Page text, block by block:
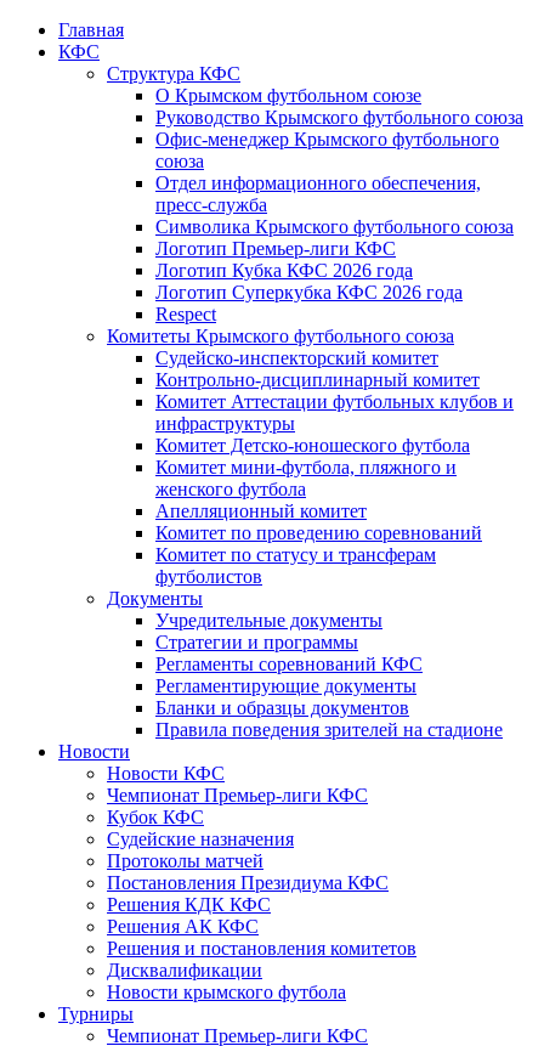
Главная
КФС
Структура КФС
О Крымском футбольном союзе
Руководство Крымского футбольного союза
Офис-менеджер Крымского футбольного
союза
Отдел информационного обеспечения,
пресс-служба
Символика Крымского футбольного союза
Логотип Премьер-лиги КФС
Логотип Кубка КФС 2026 года
Логотип Суперкубка КФС 2026 года
Respect
Комитеты Крымского футбольного союза
Судейско-инспекторский комитет
Контрольно-дисциплинарный комитет
Комитет Аттестации футбольных клубов и
инфраструктуры
Комитет Детско-юношеского футбола
Комитет мини-футбола, пляжного и
женского футбола
Апелляционный комитет
Комитет по проведению соревнований
Комитет по статусу и трансферам
футболистов
Документы
Учредительные документы
Стратегии и программы
Регламенты соревнований КФС
Регламентирующие документы
Бланки и образцы документов
Правила поведения зрителей на стадионе
Новости
Новости КФС
Чемпионат Премьер-лиги КФС
Кубок КФС
Судейские назначения
Протоколы матчей
Постановления Президиума КФС
Решения КДК КФС
Решения АК КФС
Решения и постановления комитетов
Дисквалификации
Новости крымского футбола
Турниры
Чемпионат Премьер-лиги КФС